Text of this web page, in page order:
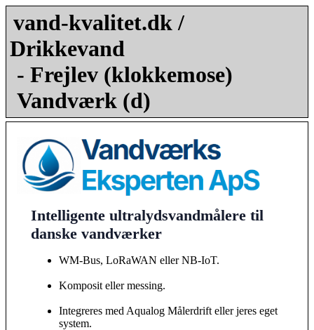
vand-kvalitet.dk /
Drikkevand
- Frejlev (klokkemose)
Vandværk (d)
Intelligente ultralydsvandmålere til
danske vandværker
WM-Bus, LoRaWAN eller NB-IoT.
Komposit eller messing.
Integreres med Aqualog Målerdrift eller jeres eget
system.